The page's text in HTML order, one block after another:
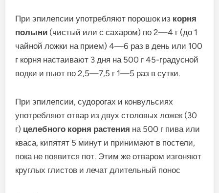
При эпилепсии употребляют порошок из корня
полыни (чистый или с сахаром) по 2—4 г (до 1
чайной ложки на прием) 4—6 раз в день или 100
г корня настаивают 3 дня на 500 г 45-градусной
водки и пьют по 2,5—7,5 г 1—5 раз в сутки.
При эпилепсии, судорогах и конвульсиях
употребляют отвар из двух столовых ложек (30
г) целебного корня растения на 500 г пива или
кваса, кипятят 5 минут и принимают в постели,
пока не появится пот. Этим же отваром изгоняют
круглых глистов и лечат длительный понос